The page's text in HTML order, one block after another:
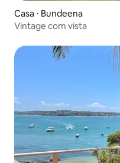
Casa ⋅ Bundeena
Vintage com vista